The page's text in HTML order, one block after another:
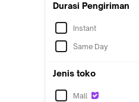
Durasi Pengiriman
Instant
Same Day
Jenis toko
Mall